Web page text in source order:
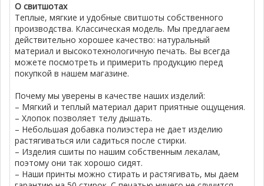
О свитшотах
Теплые, мягкие и удобные свитшоты собственного
производства. Классическая модель. Мы предлагаем
действительно хорошее качество: натуральный
материал и высокотехнологичную печать. Вы всегда
можете посмотреть и примерить продукцию перед
покупкой в нашем магазине.
Почему мы уверены в качестве наших изделий:
– Мягкий и теплый материал дарит приятные ощущения.
– Хлопок позволяет телу дышать.
– Небольшая добавка полиэстера не дает изделию
растягиваться или садиться после стирки.
– Изделия сшиты по нашим собственным лекалам,
поэтому они так хорошо сидят.
– Наши принты можно стирать и растягивать, мы даем